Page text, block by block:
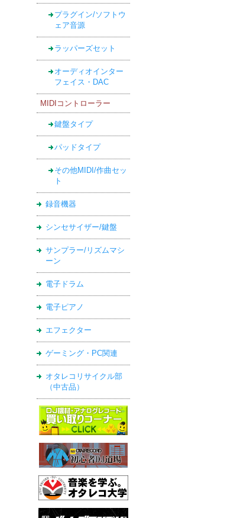
プラグイン/ソフトウ
ェア音源
ラッパーズセット
オーディオインター
フェイス・DAC
MIDIコントローラー
鍵盤タイプ
パッドタイプ
その他MIDI/作曲セッ
ト
録音機器
シンセサイザー/鍵盤
サンプラー/リズムマシ
ーン
電子ドラム
電子ピアノ
エフェクター
ゲーミング・PC関連
オタレコリサイクル部
（中古品）